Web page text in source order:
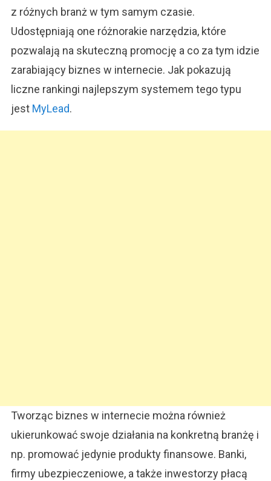
z różnych branż w tym samym czasie.
Udostępniają one różnorakie narzędzia, które
pozwalają na skuteczną promocję a co za tym idzie
zarabiający biznes w internecie. Jak pokazują
liczne rankingi najlepszym systemem tego typu
jest MyLead.
Tworząc biznes w internecie można również
ukierunkować swoje działania na konkretną branżę i
np. promować jedynie produkty finansowe. Banki,
firmy ubezpieczeniowe, a także inwestorzy płacą